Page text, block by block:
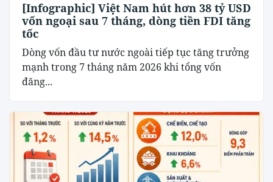
[Infographic] Việt Nam hút hơn 38 tỷ USD
vốn ngoại sau 7 tháng, dòng tiền FDI tăng
tốc
Dòng vốn đầu tư nước ngoài tiếp tục tăng trưởng
mạnh trong 7 tháng năm 2026 khi tổng vốn
đăng...